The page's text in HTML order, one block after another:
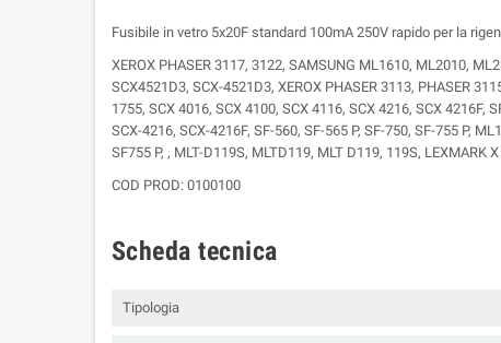
Fusibile in vetro 5x20F standard 100mA 250V rapido per la
XEROX PHASER 3117, 3122, SAMSUNG ML1610, ML2010,
SCX4521D3, SCX-4521D3, XEROX PHASER 3113, PHASER
1755, SCX 4016, SCX 4100, SCX 4116, SCX 4216, SCX
SCX-4216, SCX-4216F, SF-560, SF-565 P, SF-750, SF-755 P,
SF755 P, , MLT-D119S, MLTD119, MLT D119, 119S, LEXMARK
COD PROD: 0100100
Scheda tecnica
Tipologia